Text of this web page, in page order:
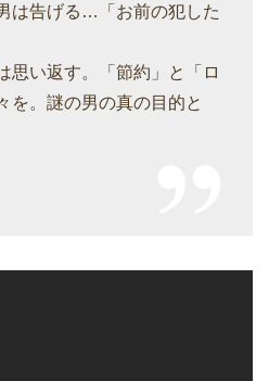
は告げる…「お前の犯した
思い返す。「節約」と「ロ
を。謎の男の真の目的と